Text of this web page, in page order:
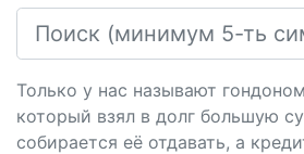
Только у нас называют
который взял в долг большую
собирается её отдавать, а